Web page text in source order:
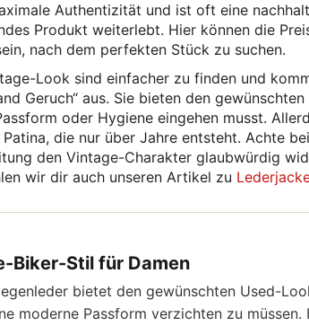
Authentizität und ist oft eine
Produkt weiterlebt. Hier können die
nach dem perfekten Stück zu suchen.
Look sind einfacher zu finden und
Geruch“ aus. Sie bieten den
oder Hygiene eingehen musst.
die nur über Jahre entsteht. Achte
den Vintage-Charakter glaubwürdig
wir dir auch unseren Artikel zu
Biker-Stil für Damen
bietet den gewünschten Used-
moderne Passform verzichten zu